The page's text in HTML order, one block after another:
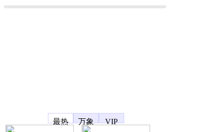
最热
万象 VIP